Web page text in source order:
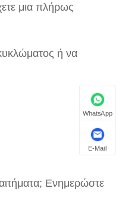
μια πλήρως
ή να
Ενημερώστε
WhatsApp
E-Mail